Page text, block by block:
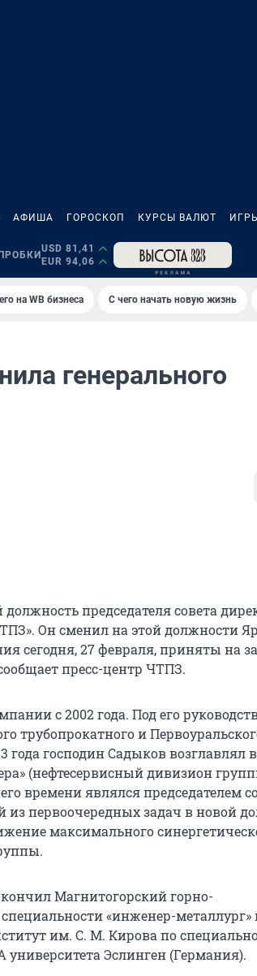
АФИША ГОРОСКОП КУРСЫ ВАЛЮТ ИГРЫ
USD 81,41
EUR 94,06
на WB бизнеса С чего начать новую жизнь
генерального
председателя совета
Он сменил на этой должности
сегодня, 27 февраля, приняты на
пресс-центр ЧТПЗ.
с 2002 года. Под его
трубопрокатного и
года господин Садыков возглавлял в
(нефтесервисный дивизион
времени являлся председателем
из первоочередных задач в новой
максимального
Магнитогорский горно-
«инженер-металлург»
им. С. М. Кирова по
университета Эслинген (Германия).